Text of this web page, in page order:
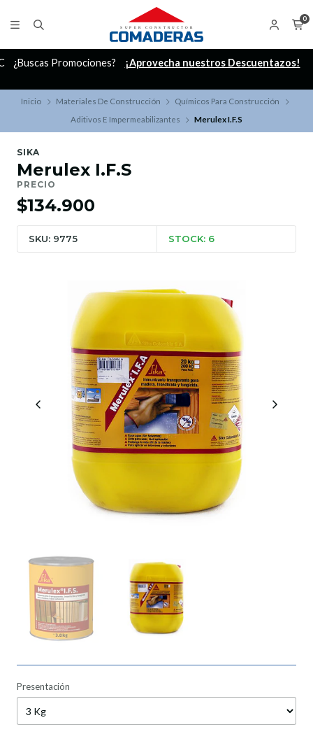
0
¿Buscas Promociones? ¡Aprovecha nuestros Descuentazos!
Inicio Materiales De Construcción
Químicos Para Construcción
Aditivos E Impermeabilizantes
Merulex I.F.S
SIKA
Merulex I.F.S
PRECIO
$134.900
SKU: 9775 STOCK: 6
Presentación